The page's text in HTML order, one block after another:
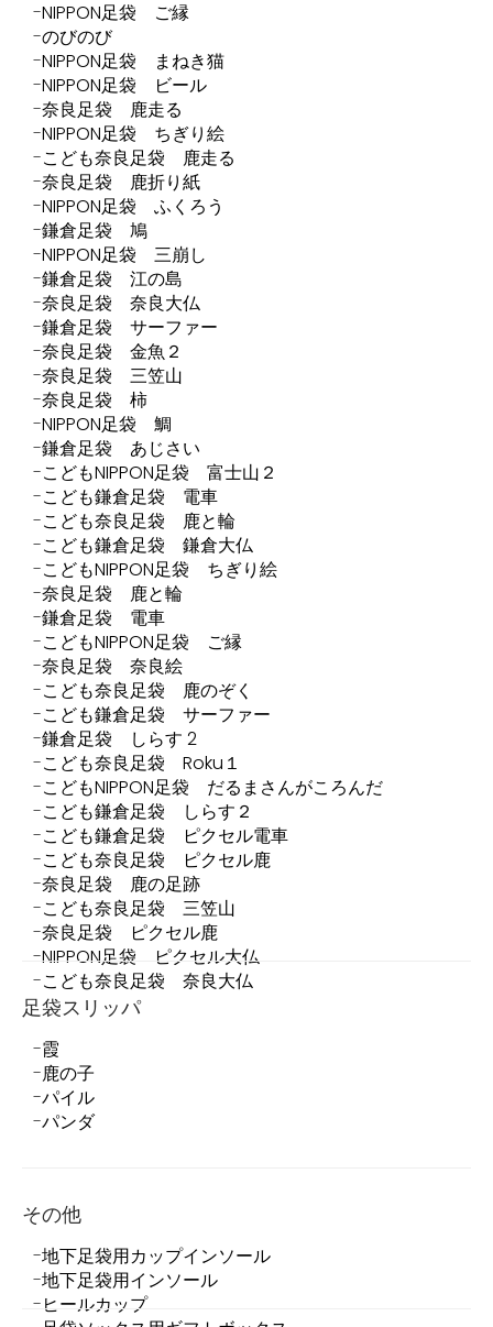
NIPPON足袋 ご縁
のびのび
NIPPON足袋 まねき猫
NIPPON足袋 ビール
奈良足袋 鹿走る
NIPPON足袋 ちぎり絵
こども奈良足袋 鹿走る
奈良足袋 鹿折り紙
NIPPON足袋 ふくろう
鎌倉足袋 鳩
NIPPON足袋 三崩し
鎌倉足袋 江の島
奈良足袋 奈良大仏
鎌倉足袋 サーファー
奈良足袋 金魚２
奈良足袋 三笠山
奈良足袋 柿
NIPPON足袋 鯛
鎌倉足袋 あじさい
こどもNIPPON足袋 富士山２
こども鎌倉足袋 電車
こども奈良足袋 鹿と輪
こども鎌倉足袋 鎌倉大仏
こどもNIPPON足袋 ちぎり絵
奈良足袋 鹿と輪
鎌倉足袋 電車
こどもNIPPON足袋 ご縁
奈良足袋 奈良絵
こども奈良足袋 鹿のぞく
こども鎌倉足袋 サーファー
鎌倉足袋 しらす 2
こども奈良足袋 Roku１
こどもNIPPON足袋 だるまさんがころんだ
こども鎌倉足袋 しらす２
こども鎌倉足袋 ピクセル電車
こども奈良足袋 ピクセル鹿
奈良足袋 鹿の足跡
こども奈良足袋 三笠山
奈良足袋 ピクセル鹿
NIPPON足袋 ピクセル大仏
こども奈良足袋 奈良大仏
足袋スリッパ
霞
鹿の子
パイル
パンダ
その他
地下足袋用カップインソール
地下足袋用インソール
ヒールカップ